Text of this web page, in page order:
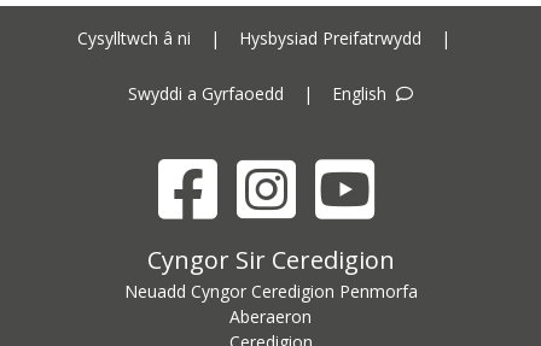
Cysylltwch â ni | Hysbysiad Preifatrwydd |
Swyddi a Gyrfaoedd | English
FacebookInstagramYouTube
Cyngor Sir Ceredigion addressCyngor Sir Ceredigion
Neuadd Cyngor Ceredigion Penmorfa
Aberaeron